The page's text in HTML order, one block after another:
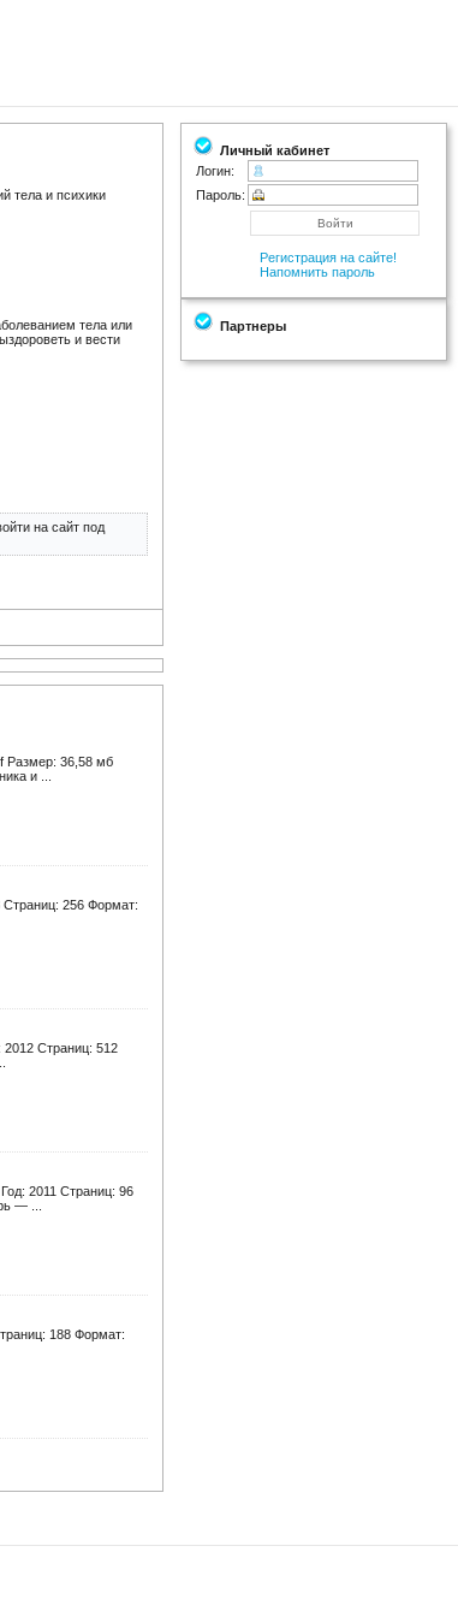
тела и психики
тела или
и вести
на сайт под
Размер: 36,58 мб
и ...
256 Формат:
2012 Страниц: 512
2011 Страниц: 96
— ...
188 Формат:
Личный кабинет
Логин:
Пароль:
Регистрация на сайте!
Напомнить пароль
Партнеры